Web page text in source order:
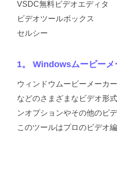
VSDC無料ビデオエディタ
ビデオツールボックス
セルシー
1。 Windowsムービーメ
ウィンドウムービーメーカ
などのさまざまなビデオ形
ンオプションやその他のビ
このツールはプロのビデオ